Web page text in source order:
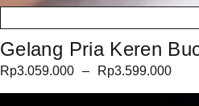
Gelang Pria Keren
Rp3.059.000 – Rp3.599.000